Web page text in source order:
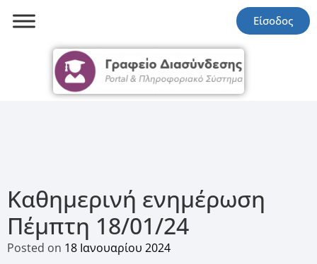
Είσοδος
Καθημερινή ενημέρωση
Πέμπτη 18/01/24
Posted on 18 Ιανουαρίου 2024